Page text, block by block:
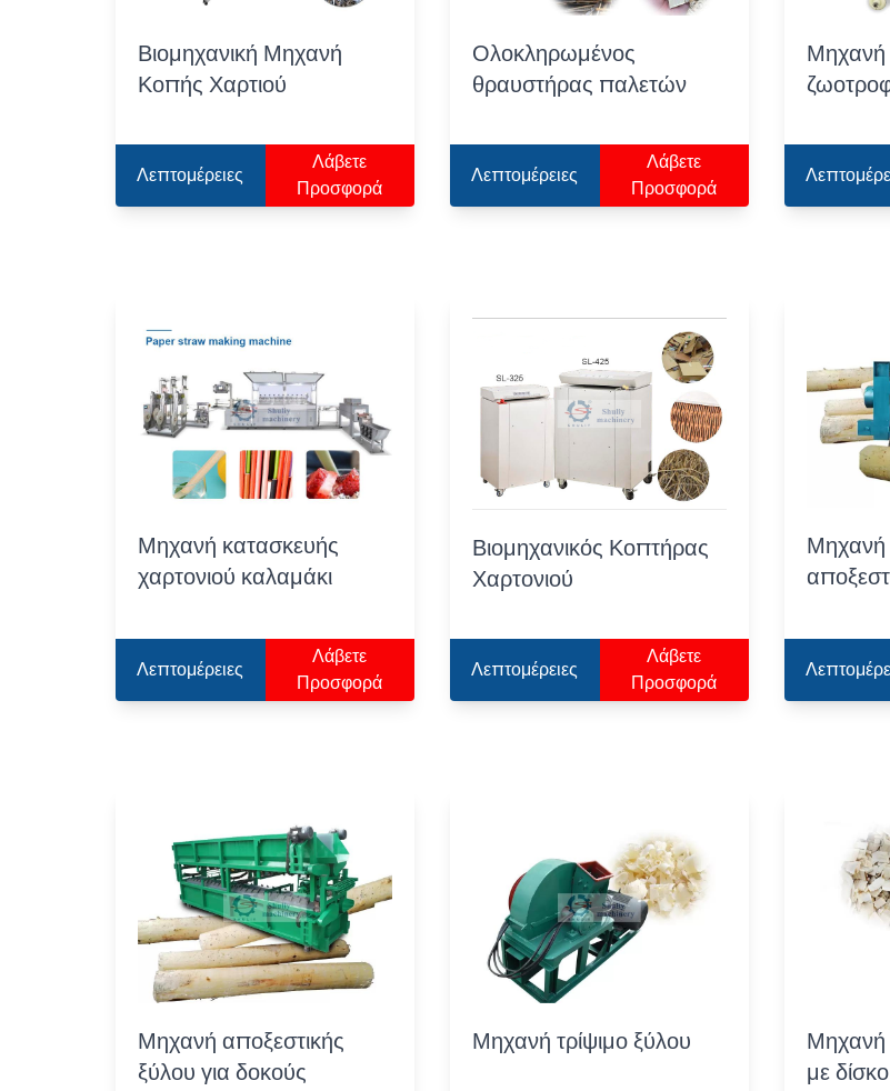
Βιομηχανική Μηχανή
Κοπής Χαρτιού
Λεπτομέρειες
Λάβετε
Προσφορά
Ολοκληρωμένος
θραυστήρας παλετών
Λεπτομέρειες
Λάβετε
Προσφορά
Μηχανή
Μηχανή κατασκευής
χαρτονιού καλαμάκι
Λεπτομέρειες
Λάβετε
Προσφορά
Βιομηχανικός Κοπτήρας
Χαρτονιού
Λεπτομέρειες
Λάβετε
Προσφορά
Μηχανή
Μηχανή αποξεστικής
ξύλου για δοκούς
Μηχανή τρίψιμο ξύλου
Μηχανή
με δίσκο